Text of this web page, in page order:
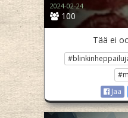
100
2024-02-24
Tää ei
Jaa